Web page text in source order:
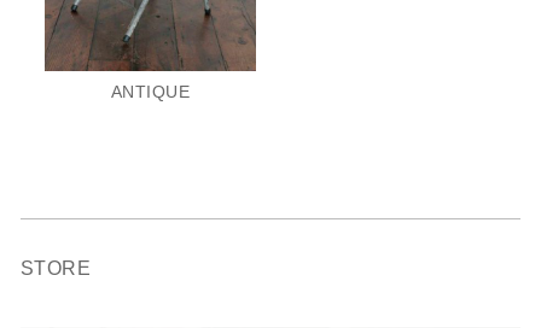
ANTIQUE
STORE